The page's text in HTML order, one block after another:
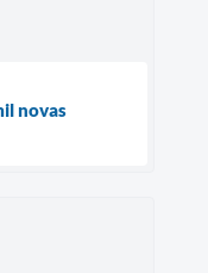
novas